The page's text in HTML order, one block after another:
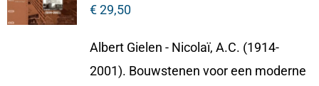
€29,50
Albert Gielen - Nicolaï, A.C. (1914-
2001). Bouwstenen voor een moderne